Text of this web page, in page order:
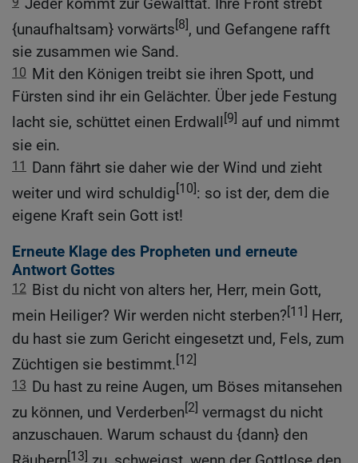
{unaufhaltsam} vorwärts[8], und Gefangene rafft
sie zusammen wie Sand.
10 Mit den Königen treibt sie ihren Spott, und
Fürsten sind ihr ein Gelächter. Über jede Festung
lacht sie, schüttet einen Erdwall [9] auf und nimmt
sie ein.
11 Dann fährt sie daher wie der Wind und zieht
weiter und wird schuldig[10]: so ist der, dem die
eigene Kraft sein Gott ist!
Erneute Klage des Propheten und erneute
Antwort Gottes
12 Bist du nicht von alters her, Herr, mein Gott,
mein Heiliger? Wir werden nicht sterben?[11] Herr,
du hast sie zum Gericht eingesetzt und, Fels, zum
Züchtigen sie bestimmt.[12]
13 Du hast zu reine Augen, um Böses mitansehen
zu können, und Verderben[2] vermagst du nicht
anzuschauen. Warum schaust du {dann} den
[13]